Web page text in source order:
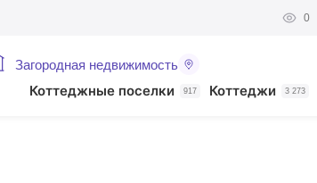
0
Загородная недвижимость
Коттеджные поселки 917 Коттеджи 3 273